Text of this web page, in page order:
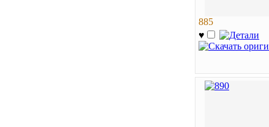
885
♥